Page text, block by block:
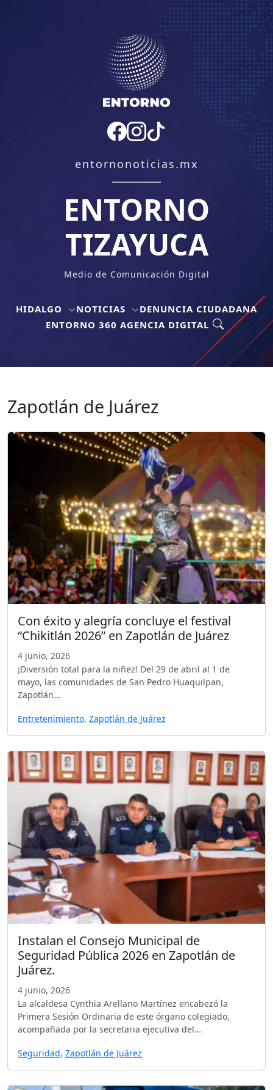
entornonoticias.mx
ENTORNO
TIZAYUCA
Medio de Comunicación Digital
HIDALGO NOTICIAS
DENUNCIA CIUDADANA
ENTORNO 360 AGENCIA DIGITAL
Zapotlán de Juárez
Con éxito y alegría concluye el festival
“Chikitlán 2026” en Zapotlán de Juárez
4 junio, 2026
¡Diversión total para la niñez! Del 29 de abril al 1 de
mayo, las comunidades de San Pedro Huaquilpan,
Zapotlán…
Entretenimiento, Zapotlán de Juárez
Instalan el Consejo Municipal de
Seguridad Pública 2026 en Zapotlán de
Juárez.
4 junio, 2026
La alcaldesa Cynthia Arellano Martínez encabezó la
Primera Sesión Ordinaria de este órgano colegiado,
acompañada por la secretaria ejecutiva del…
Seguridad, Zapotlán de Juárez